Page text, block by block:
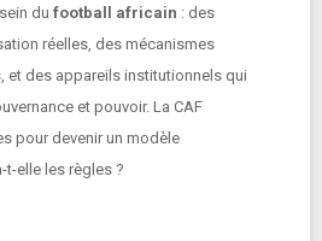
du football africain : des
réelles, des mécanismes
et des appareils institutionnels qui
et pouvoir. La CAF
pour devenir un modèle
t-elle les règles ?